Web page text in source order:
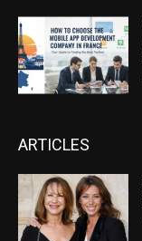
ARTICLES